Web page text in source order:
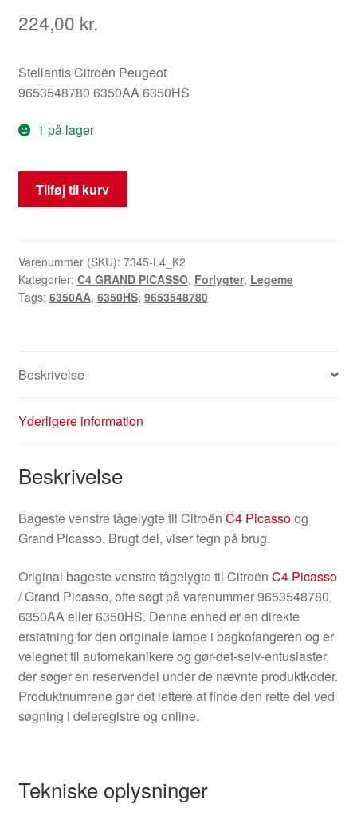
224,00 kr.
Stellantis Citroën Peugeot
9653548780 6350AA 6350HS
1 på lager
Bageste
venstre
C4
Grand
Picasso
Tilføj til kurv
Varenummer (SKU): 7345-L4_K2
Kategorier: C4 GRAND PICASSO, Forlygter, Legeme
Tags: 6350AA, 6350HS, 9653548780
Beskrivelse
Yderligere information
Beskrivelse
Bageste venstre tågelygte til Citroën C4 Picassoog
Grand Picasso. Brugt del, viser tegn på brug.
Original bageste venstre tågelygte til Citroën C4 Picasso
/ Grand Picasso, ofte søgt på varenummer 9653548780,
6350AA eller 6350HS. Denne enhed er en direkte
erstatning for den originale lampe i bagkofangeren og er
velegnet til automekanikere og gør-det-selv-entusiaster,
der søger en reservendel under de nævnte produktkoder.
Produktnumrene gør det lettere at finde den rette del ved
søgning i deleregistre og online.
Tekniske oplysninger